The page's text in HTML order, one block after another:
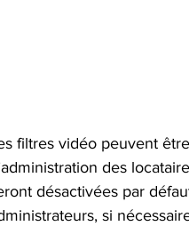
filtres vidéo peuvent
des
désactivées par
si